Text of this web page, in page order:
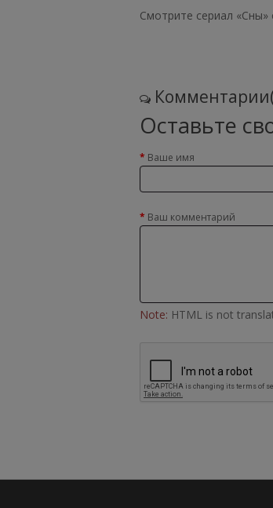
Смотрите сериал
Оставьте
Ваше имя
Ваш комментарий
Note: HTML is not